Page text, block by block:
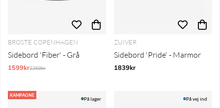
BROSTE COPENHAGEN
Sidebord 'Fiber' - Grå
1599krNormalpris:
2259kr
ZUIVER
Sidebord 'Pride' - Marmor
1839kr
KAMPAGNE
På lager På vej ind